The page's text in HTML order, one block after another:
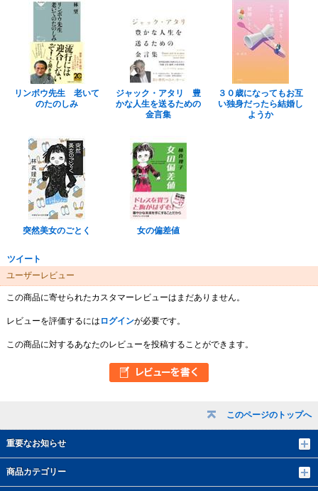
このページのトップへ
重要なお知らせ
商品カテゴリー
リンボウ先生 老いて
のたのしみ
ジャック・アタリ 豊
かな人生を送るための
金言集
３０歳になってもお互
い独身だったら結婚し
ようか
突然美女のごとく 女の偏差値
ツイート
ユーザーレビュー
この商品に寄せられたカスタマーレビューはまだありません。
レビューを評価するには ログインが必要です。
この商品に対するあなたのレビューを投稿することができます。